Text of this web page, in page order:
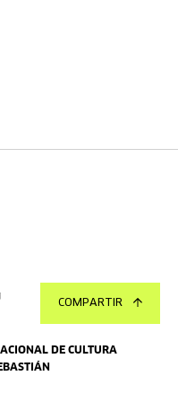
COMPARTIR
DE CULTURA